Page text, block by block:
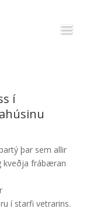
í
þar sem allir
kveðja frábæran
í starfi vetrarins.